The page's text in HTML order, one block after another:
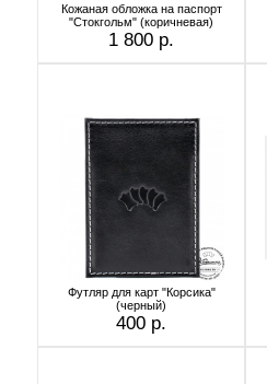
Кожаная обложка на паспорт
"Стокгольм" (коричневая)
1 800 р.
Футляр для карт "Корсика"
(черный)
400 р.